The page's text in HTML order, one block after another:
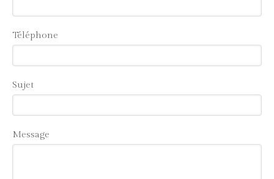
Téléphone
Sujet
Message